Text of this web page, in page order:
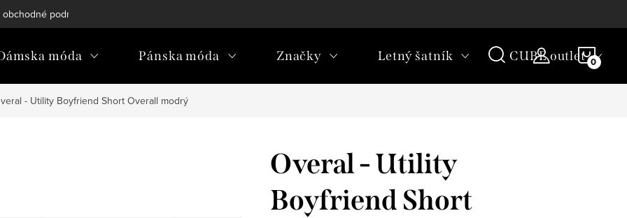
podmienky
móda Pánska móda Značky Letný šatník CUBE outlet
- Utility Boyfriend Short Overall modrý
Overal - Utility
Boyfriend Short